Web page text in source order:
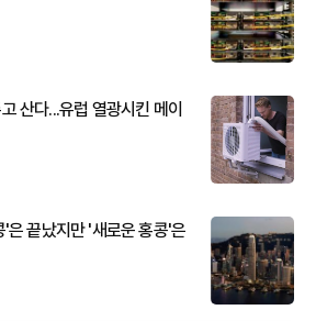
산다...유럽 열광시킨 메이
은 끝났지만 '새로운 홍콩'은